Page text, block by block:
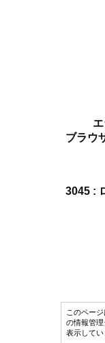
ブラウ
3045 :
このペー
の情報管
表示してい